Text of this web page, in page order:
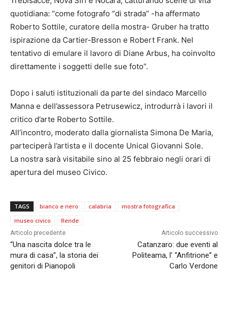
quotidiana: “come fotografo “di strada” -ha affermato
Roberto Sottile, curatore della mostra- Gruber ha tratto
ispirazione da Cartier-Bresson e Robert Frank. Nel
tentativo di emulare il lavoro di Diane Arbus, ha coinvolto
direttamente i soggetti delle sue foto”.
Dopo i saluti istituzionali da parte del sindaco Marcello
Manna e dell’assessora Petrusewicz, introdurrà i lavori il
critico d’arte Roberto Sottile.
All’incontro, moderato dalla giornalista Simona De Maria,
parteciperà l’artista e il docente Unical Giovanni Sole.
La nostra sarà visitabile sino al 25 febbraio negli orari di
apertura del museo Civico.
TAGS bianco e nero calabria
mostra fotografica
museo civico
Rende
Articolo precedente
“Una nascita dolce tra le
mura di casa”, la storia dei
genitori di Pianopoli
Articolo successivo
Catanzaro: due eventi al
Politeama, l’ “Anfitrione” e
Carlo Verdone